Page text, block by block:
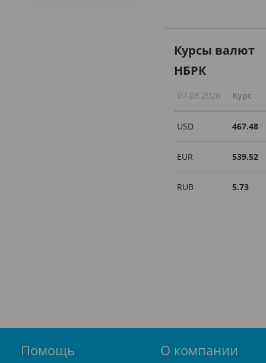
Курсы валют
НБРК
07.08.2026 Курс
USD 467.48
EUR 539.52
RUB 5.73
Помощь О компании